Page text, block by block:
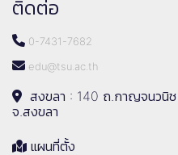
ติดต่อ
0-7431-7682
edu@tsu.ac.th
สงขลา : 140 ถ.กาญจนวนิช
จ.สงขลา
แผนที่ตั้ง